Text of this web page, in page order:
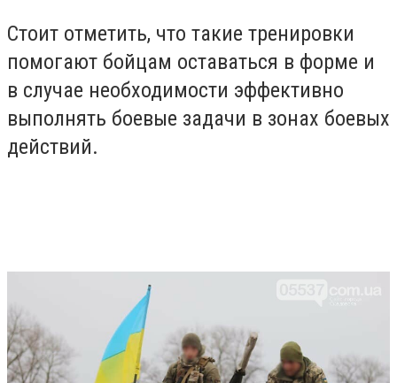
Стоит отметить, что такие тренировки
помогают бойцам оставаться в форме и
в случае необходимости эффективно
выполнять боевые задачи в зонах боевых
действий.